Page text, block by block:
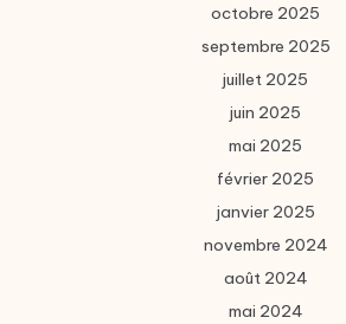
octobre 2025
septembre 2025
juillet 2025
juin 2025
mai 2025
février 2025
janvier 2025
novembre 2024
août 2024
mai 2024